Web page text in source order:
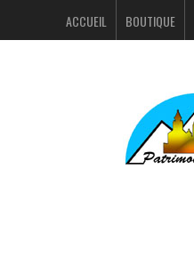
ACCUEIL BOUTIQUE